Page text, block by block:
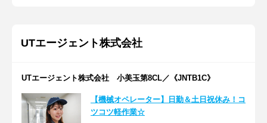
UTエージェント株式会社
UTエージェント株式会社 小美玉第8CL／《JNTB1C》
【機械オペレーター】日勤＆土日祝休み！コ
ツコツ軽作業☆